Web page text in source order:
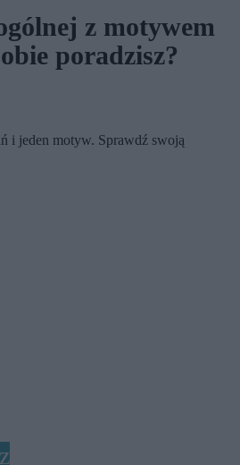
z motywem
poradzisz?
i jeden motyw. Sprawdź swoją